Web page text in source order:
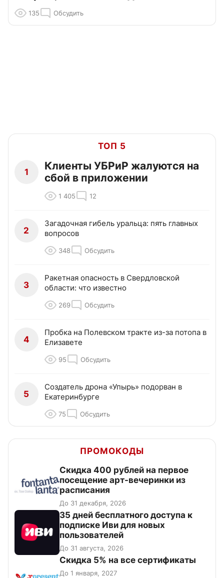
135 Обсудить
ТОП 5
1
Клиенты УБРиР жалуются на
сбой в приложении
1 405 12
2
Загадочная гибель уральца: пять главных
вопросов
348 Обсудить
3
Ракетная опасность в Свердловской
области: что известно
269 Обсудить
4
Пробка на Полевском тракте из-за потопа в
Елизавете
95 Обсудить
5
Создатель дрона «Упырь» подорван в
Екатеринбурге
75 Обсудить
ПРОМОКОДЫ
Cкидка 400 рублей на первое
посещение арт-вечеринки из
расписания
До 31 декабря, 2026
35 дней бесплатного доступа к
подписке Иви для новых
пользователей
До 31 августа, 2026
Скидка 5% на все сертификаты
До 1 января, 2027